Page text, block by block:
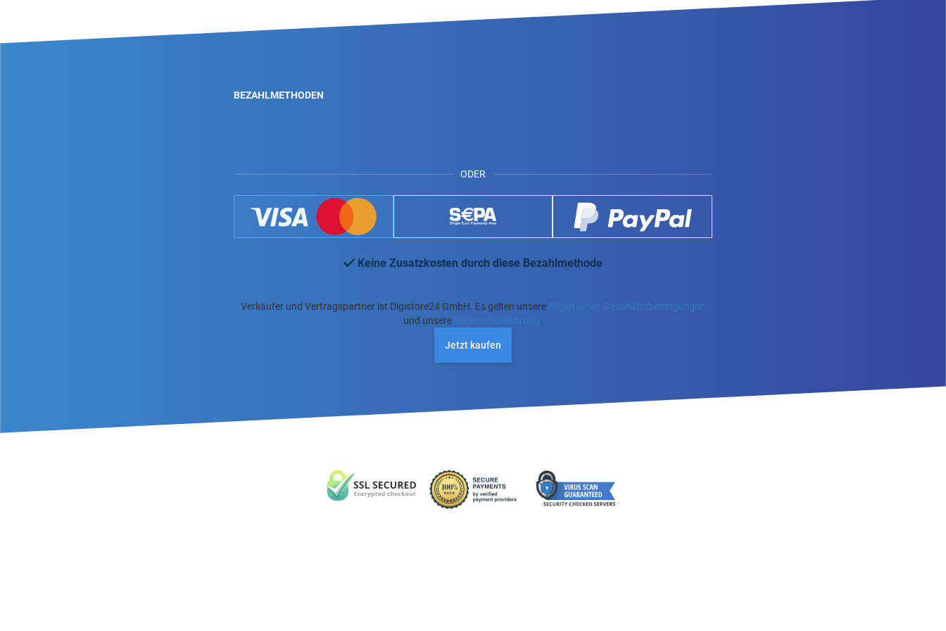
ODER
BEZAHLMETHODEN
Keine Zusatzkosten durch diese Bezahlmethode
Verkäufer und Vertragspartner ist Digistore24 GmbH. Es gelten unsere Allgemeinen Geschäftsbedingungen
und unsere
.
Jetzt kaufen